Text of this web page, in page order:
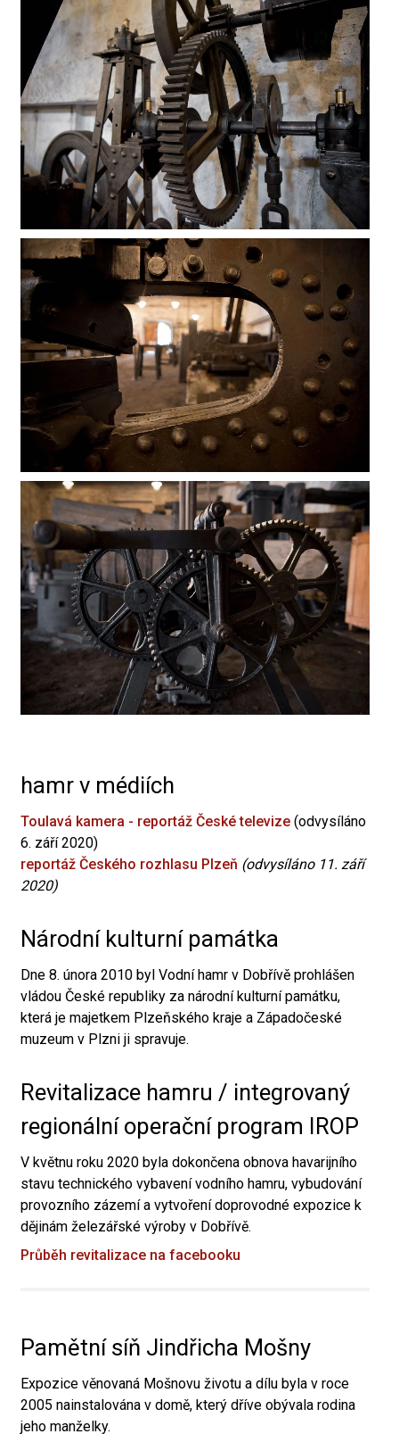
hamr v médiích
Toulavá kamera - reportáž České televize (odvysíláno
6. září 2020)
reportáž Českého rozhlasu Plzeň (odvysíláno 11. září
2020)
Národní kulturní památka
Dne 8. února 2010 byl Vodní hamr v Dobřívě prohlášen
vládou České republiky za národní kulturní památku,
která je majetkem Plzeňského kraje a Západočeské
muzeum v Plzni ji spravuje.
Revitalizace hamru / integrovaný
regionální operační program IROP
V květnu roku 2020 byla dokončena obnova havarijního
stavu technického vybavení vodního hamru, vybudování
provozního zázemí a vytvoření doprovodné expozice k
dějinám železářské výroby v Dobřívě.
Průběh revitalizace na facebooku
Pamětní síň Jindřicha Mošny
Expozice věnovaná Mošnovu životu a dílu byla v roce
2005 nainstalována v domě, který dříve obývala rodina
jeho manželky.